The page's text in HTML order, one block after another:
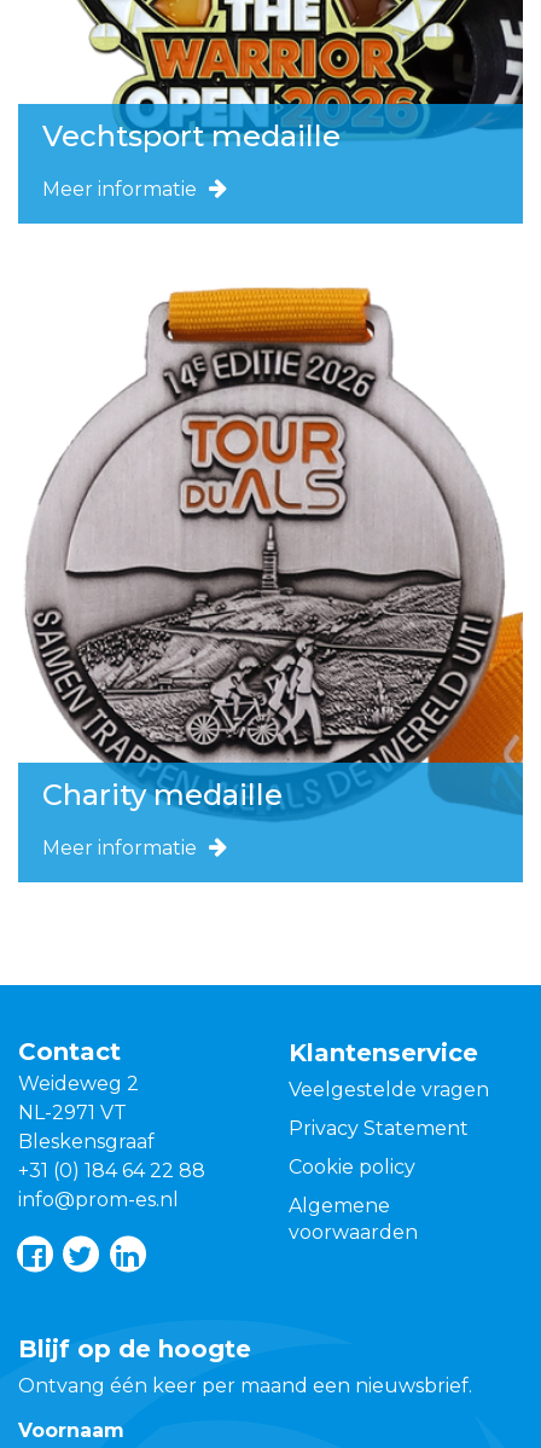
Vechtsport medaille
Meer informatie
Charity medaille
Meer informatie
Contact
Weideweg 2
NL-2971 VT
Bleskensgraaf
+31 (0) 184 64 22 88
info@prom-es.nl
Klantenservice
Veelgestelde vragen
Privacy Statement
Cookie policy
Algemene
voorwaarden
Blijf op de hoogte
Ontvang één keer per maand een nieuwsbrief.
Voornaam